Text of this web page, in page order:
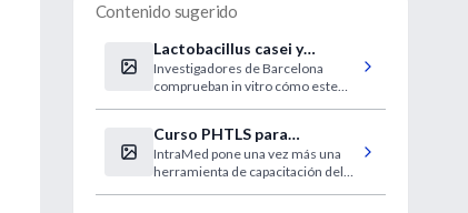
Contenido sugerido
Lactobacillus casei y
enfermedad de Crohn
Investigadores de Barcelona
comprueban in vitro cómo este
pacientes con esta enfermedad
intestinal.
Curso PHTLS para
estudiantes de medicina
IntraMed pone una vez más una
herramienta de capacitación del